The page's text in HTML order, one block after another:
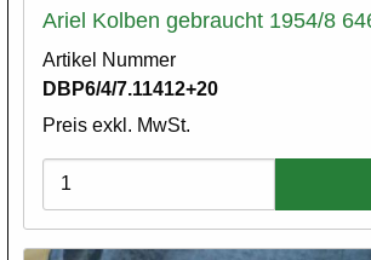
Ariel Kolben gebraucht 1954/8
Artikel Nummer
DBP6/4/7.11412+20
Preis exkl. MwSt.
Varianten